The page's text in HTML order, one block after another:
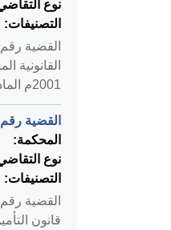
نوع
التصنيفات:
2001م المادة رقم 22 من قانون أصول المحاكما...
القضية رقم ‎1088‏/‎2019‏ المنعقدة في محكمة استئناف رام الله بتاريخ ‎2020-01-09‏
المحكمة:
نوع
التصنيفات: